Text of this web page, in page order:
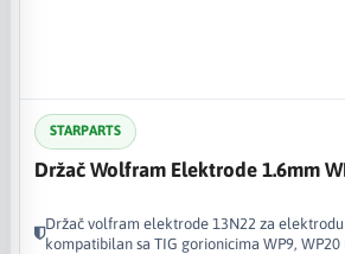
STARPARTS
Držač Wolfram Elektrode 1.6mm
Držač volfram elektrode 13N22 za
kompatibilan sa TIG gorionicima WP9, WP20